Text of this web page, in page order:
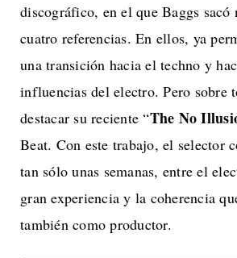
discográfico, en el que Baggs sacó
cuatro referencias. En ellos, ya
una transición hacia el techno y
influencias del electro. Pero sobre
destacar su reciente “The No
Beat. Con este trabajo, el selector
tan sólo unas semanas, entre el
gran experiencia y la coherencia
también como productor.